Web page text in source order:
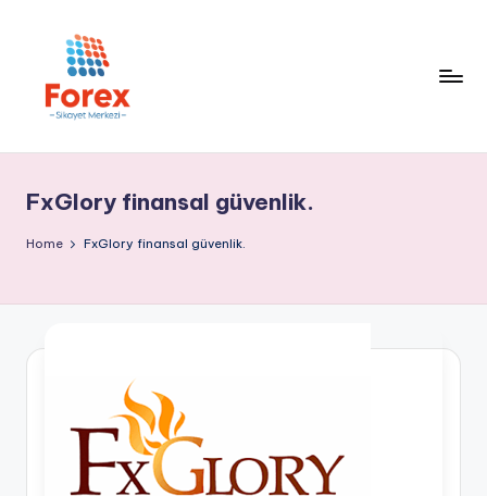
FxGlory finansal güvenlik.
Home FxGlory finansal güvenlik.